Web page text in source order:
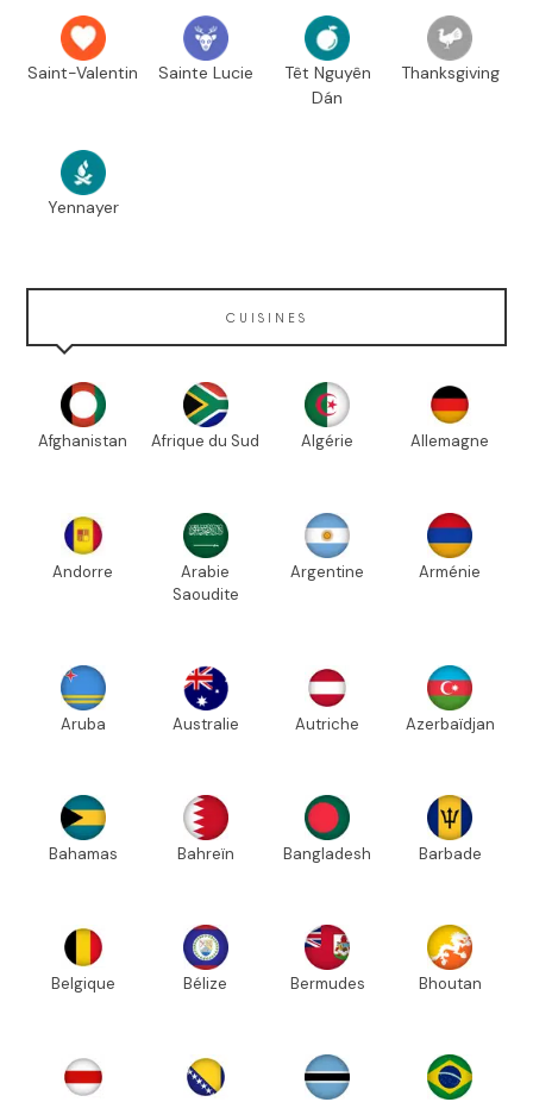
Saint-Valentin Sainte Lucie
Têt Nguyên
Dán
Thanksgiving
Yennayer
CUISINES
Afghanistan Afrique du Sud Algérie Allemagne
Andorre
Arabie
Saoudite
Argentine Arménie
Aruba Australie Autriche Azerbaïdjan
Bahamas Bahreïn Bangladesh Barbade
Belgique Bélize Bermudes Bhoutan